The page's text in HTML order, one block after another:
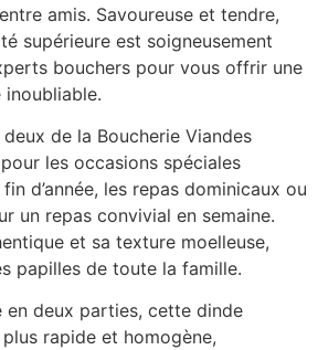
amis. Savoureuse et tendre,
supérieure est soigneusement
bouchers pour vous offrir une
inoubliable.
de la Boucherie Viandes
les occasions spéciales
d’année, les repas dominicaux ou
un repas convivial en semaine.
et sa texture moelleuse,
papilles de toute la famille.
en deux parties, cette dinde
rapide et homogène,